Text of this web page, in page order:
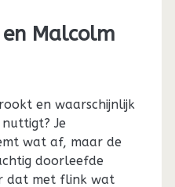
Malcolm
en waarschijnlijk
Je
wat af, maar de
doorleefde
dat met flink wat